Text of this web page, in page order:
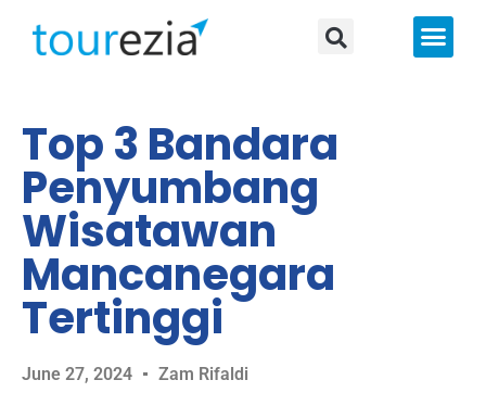
Top 3 Bandara
Penyumbang
Wisatawan
Mancanegara
Tertinggi
June 27, 2024 Zam Rifaldi